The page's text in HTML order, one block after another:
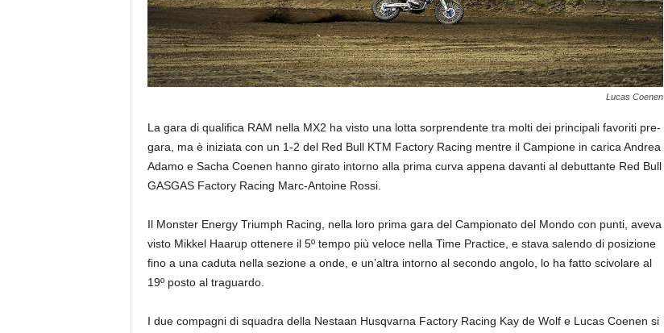
Lucas Coenen
La gara di qualifica RAM nella MX2 ha visto una lotta sorprendente tra molti dei principali favoriti pre-
gara, ma è iniziata con un 1-2 del Red Bull KTM Factory Racing mentre il Campione in carica Andrea
Adamo e Sacha Coenen hanno girato intorno alla prima curva appena davanti al debuttante Red Bull
GASGAS Factory Racing Marc-Antoine Rossi.
Il Monster Energy Triumph Racing, nella loro prima gara del Campionato del Mondo con punti, aveva
visto Mikkel Haarup ottenere il 5º tempo più veloce nella Time Practice, e stava salendo di posizione
fino a una caduta nella sezione a onde, e un’altra intorno al secondo angolo, lo ha fatto scivolare al
19º posto al traguardo.
I due compagni di squadra della Nestaan Husqvarna Factory Racing Kay de Wolf e Lucas Coenen si